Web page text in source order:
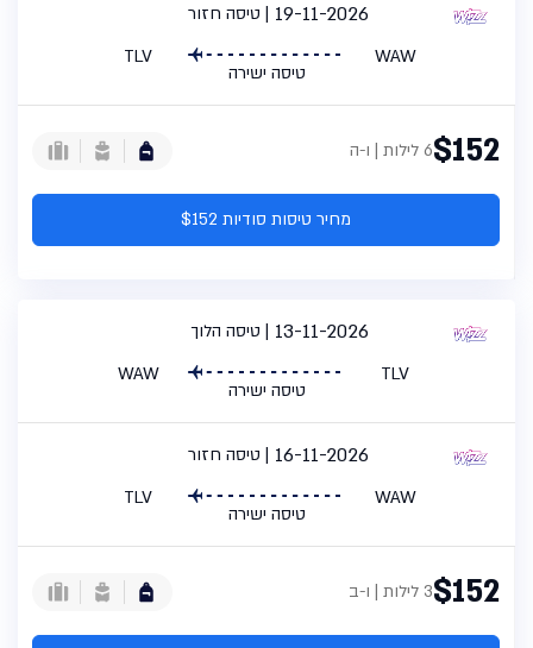
טיסה חזור 19-11-2026
WAW
טיסה ישירה
TLV
$1526 לילות | ו-ה
מחיר טיסות סודיות $152
טיסה הלוך 13-11-2026
TLV
טיסה ישירה
WAW
טיסה חזור 16-11-2026
WAW
טיסה ישירה
TLV
$1523 לילות | ו-ב